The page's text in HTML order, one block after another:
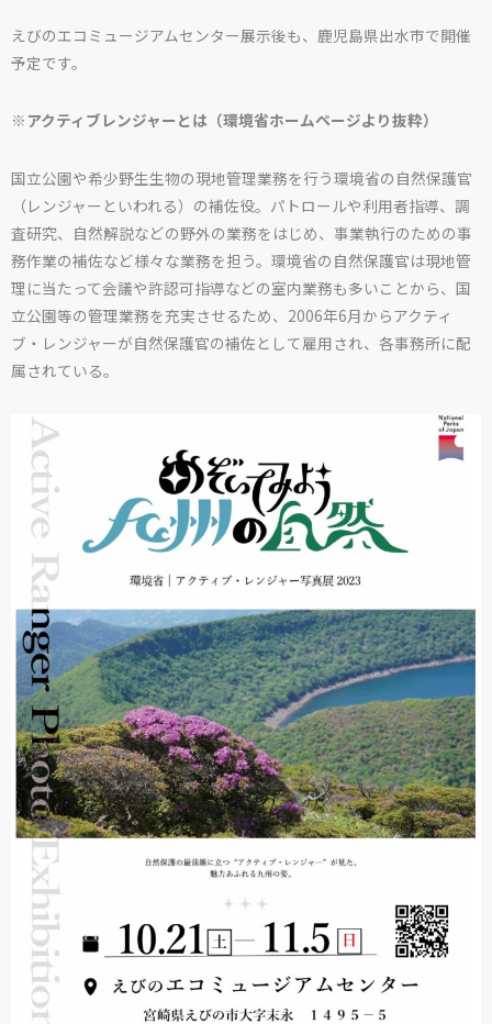
えびのエコミュージアムセンター展示後も、鹿児島県出水市で開催
予定です。
※アクティブレンジャーとは（環境省ホームページより抜粋）
国立公園や希少野生生物の現地管理業務を行う環境省の自然保護官
（レンジャーといわれる）の補佐役。パトロールや利用者指導、調
査研究、自然解説などの野外の業務をはじめ、事業執行のための事
務作業の補佐など様々な業務を担う。環境省の自然保護官は現地管
理に当たって会議や許認可指導などの室内業務も多いことから、国
立公園等の管理業務を充実させるため、2006年6月からアクティ
ブ・レンジャーが自然保護官の補佐として雇用され、各事務所に配
属されている。